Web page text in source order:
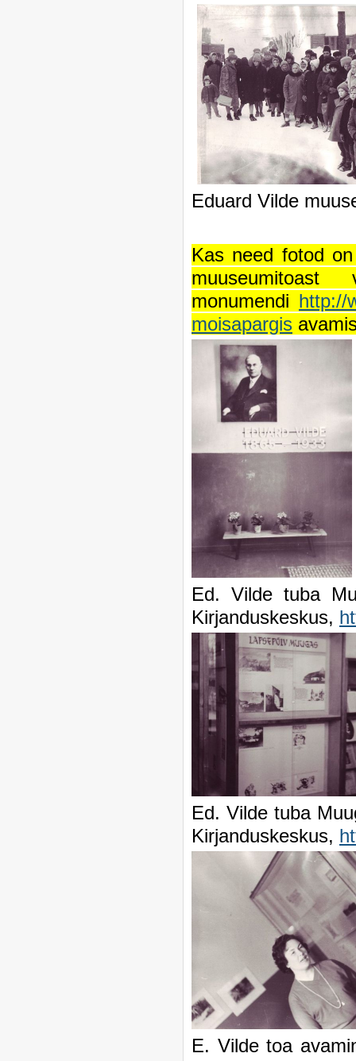
Eduard Vilde
Kas need fotod
monumendi http://
moisapargis
Ed. Vilde tuba
Kirjanduskeskus,
Ed. Vilde tuba
Kirjanduskeskus,
E. Vilde toa